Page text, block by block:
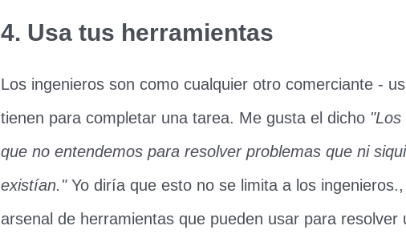
4. Usa tus herramientas
Los ingenieros son como cualquier otro comerciante -
tienen para completar una tarea. Me gusta el dicho
que no entendemos para resolver problemas que ni
existían."Yo diría que esto no se limita a los
arsenal de herramientas que pueden usar para